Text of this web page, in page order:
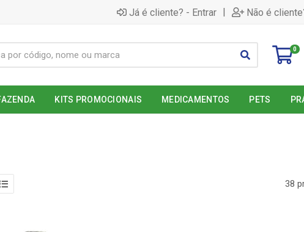
Já é cliente? - Entrar | Não é
0
KITS PROMOCIONAIS MEDICAMENTOS PETS
38